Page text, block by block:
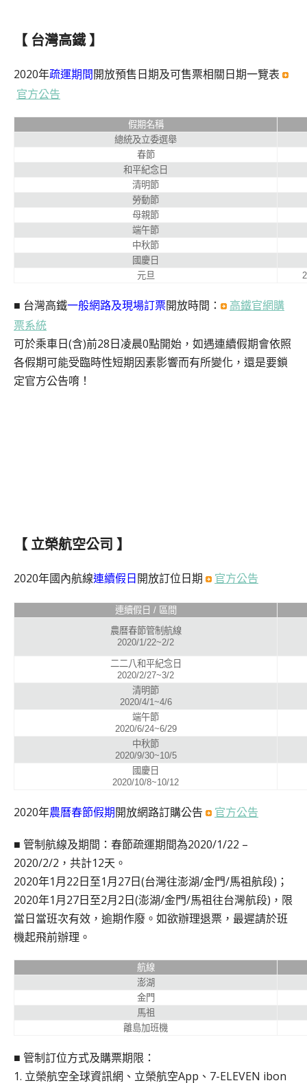
【 台灣高鐵 】
2020年疏運期間開放預售日期及可售票相關日期一覽表
官方公告
假期名稱
總統及立委選舉
春節
和平紀念日
清明節
勞動節
母親節
端午節
中秋節
國慶日
元旦
■ 台灣高鐵一般網路及現場訂票開放時間：
高鐵官網購
票系統
可於乘車日(含)前28日凌晨0點開始，如遇連續假期會依照
各假期可能受臨時性短期因素影響而有所變化，還是要鎖
定官方公告唷！
【 立榮航空公司 】
2020年國內航線連續假日開放訂位日期 官方公告
連續假日 / 區間
農曆春節管制航線
2020/1/22~2/2
二二八和平紀念日
2020/2/27~3/2
清明節
2020/4/1~4/6
端午節
2020/6/24~6/29
中秋節
2020/9/30~10/5
國慶日
2020/10/8~10/12
2020年農曆春節假期開放網路訂購公告 官方公告
■ 管制航線及期間：春節疏運期間為2020/1/22 –
2020/2/2，共計12天。
2020年1月22日至1月27日(台灣往澎湖/金門/馬祖航段)；
2020年1月27日至2月2日(澎湖/金門/馬祖往台灣航段)，限
當日當班次有效，逾期作廢。如欲辦理退票，最遲請於班
機起飛前辦理。
航線
澎湖
金門
馬祖
離島加班機
■ 管制訂位方式及購票期限：
1. 立榮航空全球資訊網、立榮航空App、7-ELEVEN ibon